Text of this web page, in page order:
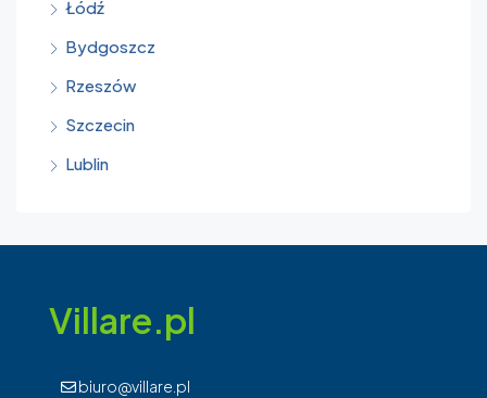
Łódź
Bydgoszcz
Rzeszów
Szczecin
Lublin
Villare.pl
biuro@villare.pl